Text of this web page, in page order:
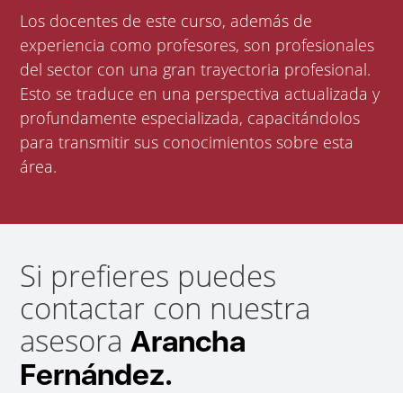
Los docentes de este curso, además de
experiencia como profesores, son profesionales
del sector con una gran trayectoria profesional.
Esto se traduce en una perspectiva actualizada y
profundamente especializada, capacitándolos
para transmitir sus conocimientos sobre esta
área.
Si prefieres puedes
contactar con nuestra
asesoraArancha
Fernández.